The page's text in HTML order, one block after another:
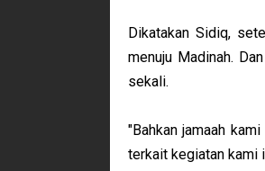
Dikatakan Sidiq,
menuju Madinah.
sekali.
"Bahkan jamaah
terkait kegiatan kami